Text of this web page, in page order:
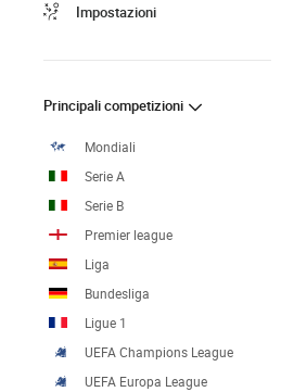
Impostazioni
Principali competizioni
Mondiali
Serie A
Serie B
Premier league
Liga
Bundesliga
Ligue 1
UEFA Champions League
UEFA Europa League